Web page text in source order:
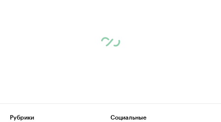
Рубрики
Социальные